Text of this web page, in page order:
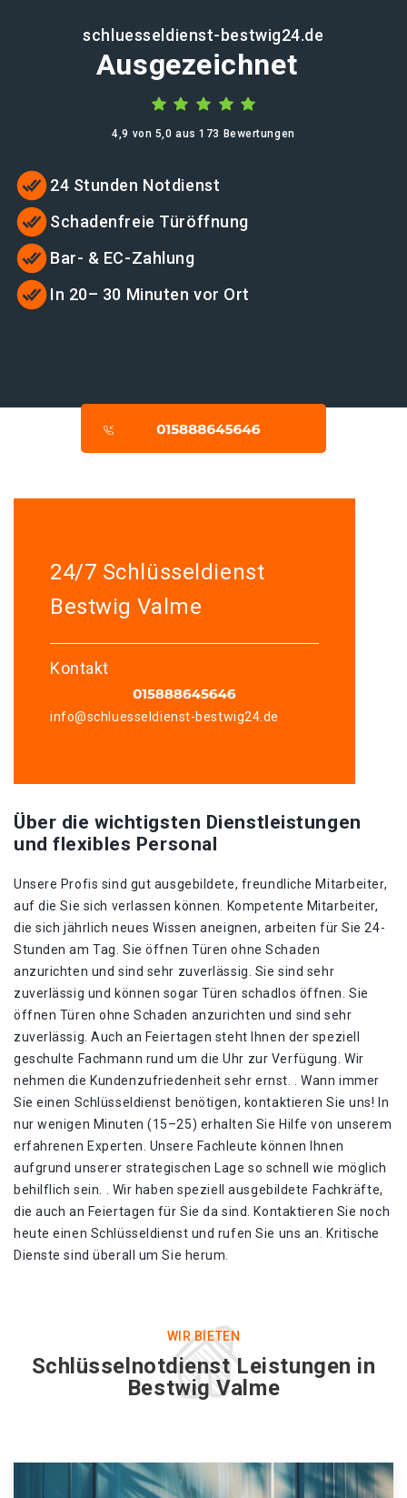
schluesseldienst-bestwig24.de
Ausgezeichnet
4,9 von 5,0 aus 173 Bewertungen
24 Stunden Notdienst
Schadenfreie Türöffnung
Bar- & EC-Zahlung
In 20– 30 Minuten vor Ort
24/7 Schlüsseldienst
Bestwig Valme
Kontakt
info@schluesseldienst-bestwig24.de
Über die wichtigsten Dienstleistungen
und flexibles Personal
Unsere Profis sind gut ausgebildete, freundliche Mitarbeiter,
auf die Sie sich verlassen können. Kompetente Mitarbeiter,
die sich jährlich neues Wissen aneignen, arbeiten für Sie 24-
Stunden am Tag. Sie öffnen Türen ohne Schaden
anzurichten und sind sehr zuverlässig. Sie sind sehr
zuverlässig und können sogar Türen schadlos öffnen. Sie
öffnen Türen ohne Schaden anzurichten und sind sehr
zuverlässig. Auch an Feiertagen steht Ihnen der speziell
geschulte Fachmann rund um die Uhr zur Verfügung. Wir
nehmen die Kundenzufriedenheit sehr ernst. . Wann immer
Sie einen Schlüsseldienst benötigen, kontaktieren Sie uns! In
nur wenigen Minuten (15–25) erhalten Sie Hilfe von unserem
erfahrenen Experten. Unsere Fachleute können Ihnen
aufgrund unserer strategischen Lage so schnell wie möglich
behilflich sein. . Wir haben speziell ausgebildete Fachkräfte,
die auch an Feiertagen für Sie da sind. Kontaktieren Sie noch
heute einen Schlüsseldienst und rufen Sie uns an. Kritische
Dienste sind überall um Sie herum.
WIR BIETEN
Schlüsselnotdienst Leistungen in
Bestwig Valme